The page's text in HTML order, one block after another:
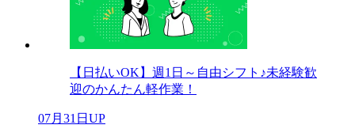
【日払いOK】週1日～自由シフト♪未経験歓
迎のかんたん軽作業！
07月31日UP